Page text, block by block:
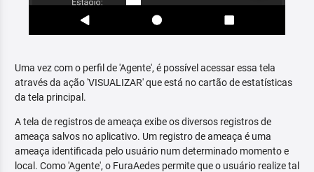
Uma vez com o perfil de 'Agente', é possível acessar essa tela
através da ação 'VISUALIZAR' que está no cartão de estatísticas
da tela principal.
A tela de registros de ameaça exibe os diversos registros de
ameaça salvos no aplicativo. Um registro de ameaça é uma
ameaça identificada pelo usuário num determinado momento e
local. Como 'Agente', o FuraAedes permite que o usuário realize tal